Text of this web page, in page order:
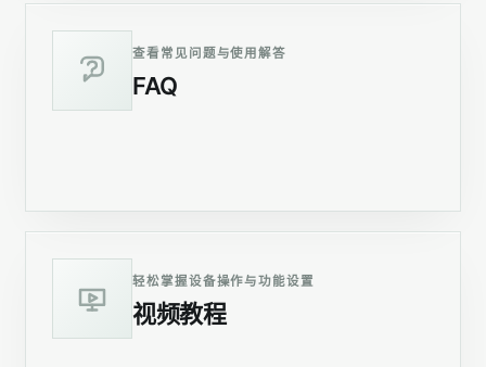
查看常见问题与使用解答
FAQ
轻松掌握设备操作与功能设置
视频教程